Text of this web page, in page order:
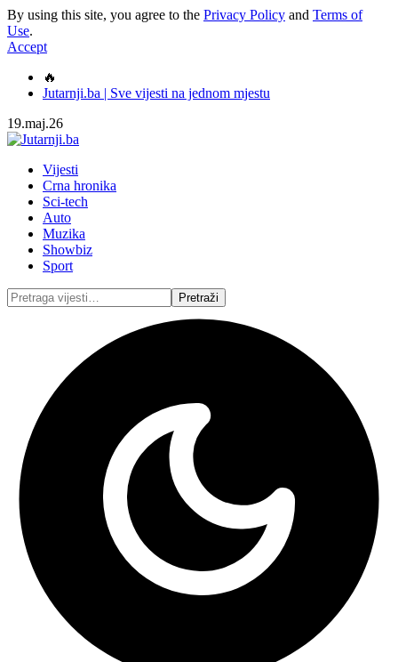
By using this site, you agree to the Privacy Policy and Terms of
Use.
Accept
🔥
Jutarnji.ba | Sve vijesti na jednom mjestu
19.maj.26
Vijesti
Crna hronika
Sci-tech
Auto
Muzika
Showbiz
Sport